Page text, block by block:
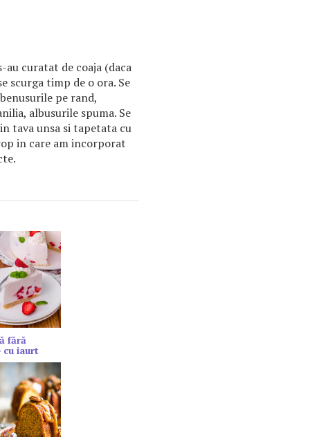
au curatat de coaja (daca
scurga timp de o ora. Se
pe rand,
albusurile spuma. Se
tava unsa si tapetata cu
in care am incorporat
fără
cu iaurt